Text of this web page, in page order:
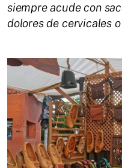
siempre acude con
dolores de cervicales